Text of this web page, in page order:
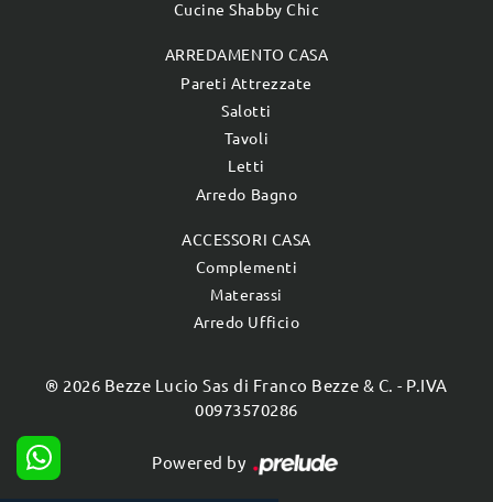
Cucine Shabby Chic
ARREDAMENTO CASA
Pareti Attrezzate
Salotti
Tavoli
Letti
Arredo Bagno
ACCESSORI CASA
Complementi
Materassi
Arredo Ufficio
® 2026 Bezze Lucio Sas di Franco Bezze & C. - P.IVA
00973570286
Powered by